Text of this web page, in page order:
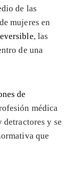
de las
mujeres en
, las
de una
de
médica
y se
que